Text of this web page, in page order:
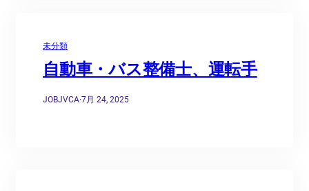
未分類
自動車・バス整備士、運転手
JOBJVCA·7月 24, 2025